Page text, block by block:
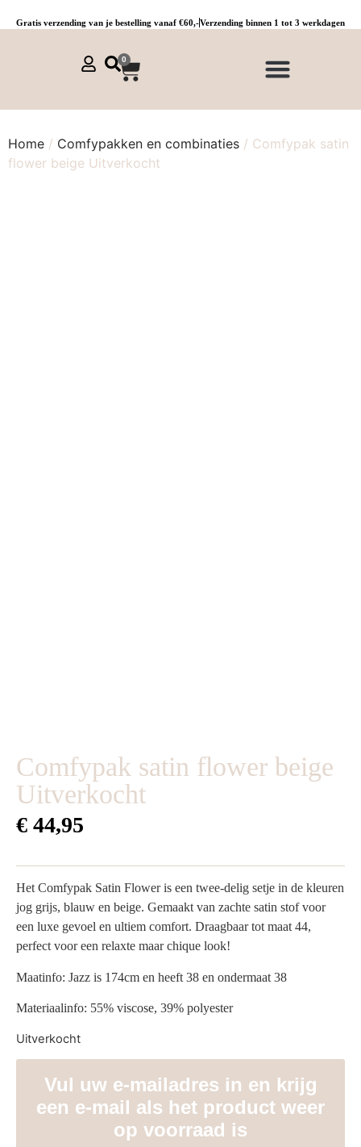
Gratis verzending van je bestelling vanaf €60,-Verzending binnen 1 tot 3 werkdagen
0
Home / Comfypakken en combinaties / Comfypak satin
flower beige Uitverkocht
Comfypak satin flower beige
Uitverkocht
€ 44,95
Het Comfypak Satin Flower is een twee-delig setje in de kleuren
jog grijs, blauw en beige. Gemaakt van zachte satin stof voor
een luxe gevoel en ultiem comfort. Draagbaar tot maat 44,
perfect voor een relaxte maar chique look!
Maatinfo: Jazz is 174cm en heeft 38 en ondermaat 38
Materiaalinfo: 55% viscose, 39% polyester
Uitverkocht
Vul uw e-mailadres in en krijg
een e-mail als het product weer
op voorraad is